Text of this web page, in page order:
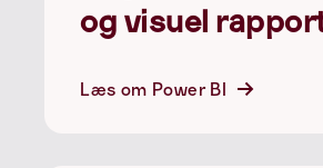
og visuel
Læs om Power BI